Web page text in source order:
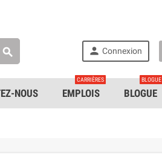
  Connexion
NOUS EMPLOIS
CARRIÈRES
BLOGUE
BLOGUE